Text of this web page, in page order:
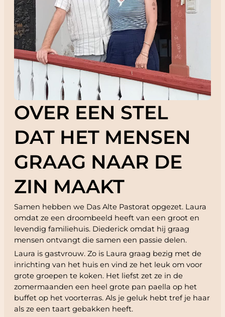
OVER EEN STEL
DAT HET MENSEN
GRAAG NAAR DE
ZIN MAAKT
Samen hebben we Das Alte Pastorat opgezet. Laura
omdat ze een droombeeld heeft van een groot en
levendig familiehuis. Diederick omdat hij graag
mensen ontvangt die samen een passie delen.
Laura is gastvrouw. Zo is Laura graag bezig met de
inrichting van het huis en vind ze het leuk om voor
grote groepen te koken. Het liefst zet ze in de
zomermaanden een heel grote pan paella op het
buffet op het voorterras. Als je geluk hebt tref je haar
als ze een taart gebakken heeft.